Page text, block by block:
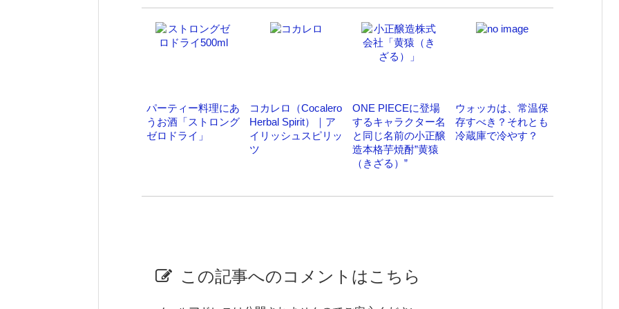
パーティー料理にあ
うお酒「ストロング
ゼロドライ」
コカレロ（Cocalero
Herbal Spirit）｜ア
イリッシュスピリッ
ツ
ONE PIECEに登場
するキャラクター名
と同じ名前の小正醸
造本格芋焼酎”黄猿
（きざる）”
ウォッカは、常温保
存すべき？それとも
冷蔵庫で冷やす？
この記事へのコメントはこちら